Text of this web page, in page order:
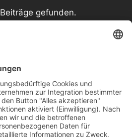
gefunden.